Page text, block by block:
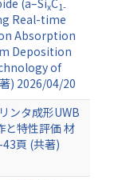
(a–SixC1-
Real-time
Absorption
Deposition
of
) 2026/04/20
ンタ成形UWB
と特性評価 材
頁 (共著)